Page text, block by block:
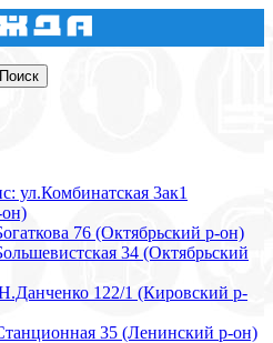
ул.Комбинатская 3ак1
76 (Октябрьский р-он)
34 (Октябрьский
122/1 (Кировский р-
35 (Ленинский р-он)